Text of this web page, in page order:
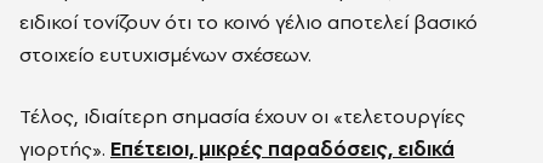
ειδικοί τονίζουν ότι το κοινό γέλιο αποτελεί βασικό
στοιχείο ευτυχισμένων σχέσεων.
Τέλος, ιδιαίτερη σημασία έχουν οι «τελετουργίες
γιορτής». Επέτειοι, μικρές παραδόσεις, ειδικά